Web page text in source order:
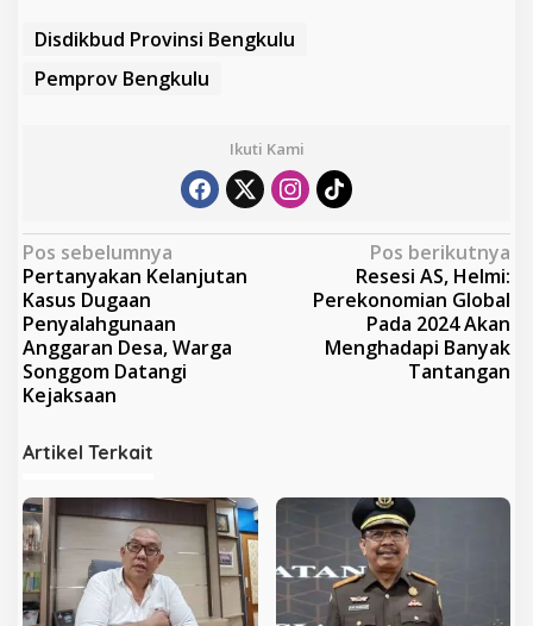
Disdikbud Provinsi Bengkulu
Pemprov Bengkulu
Ikuti Kami
N
a
v
i
g
s
i
p
o
s
Pos sebelumnya
Pertanyakan Kelanjutan
Kasus Dugaan
Penyalahgunaan
Anggaran Desa, Warga
Songgom Datangi
Kejaksaan
Pos berikutnya
Resesi AS, Helmi:
Perekonomian Global
Pada 2024 Akan
Menghadapi Banyak
Tantangan
Artikel Terkait